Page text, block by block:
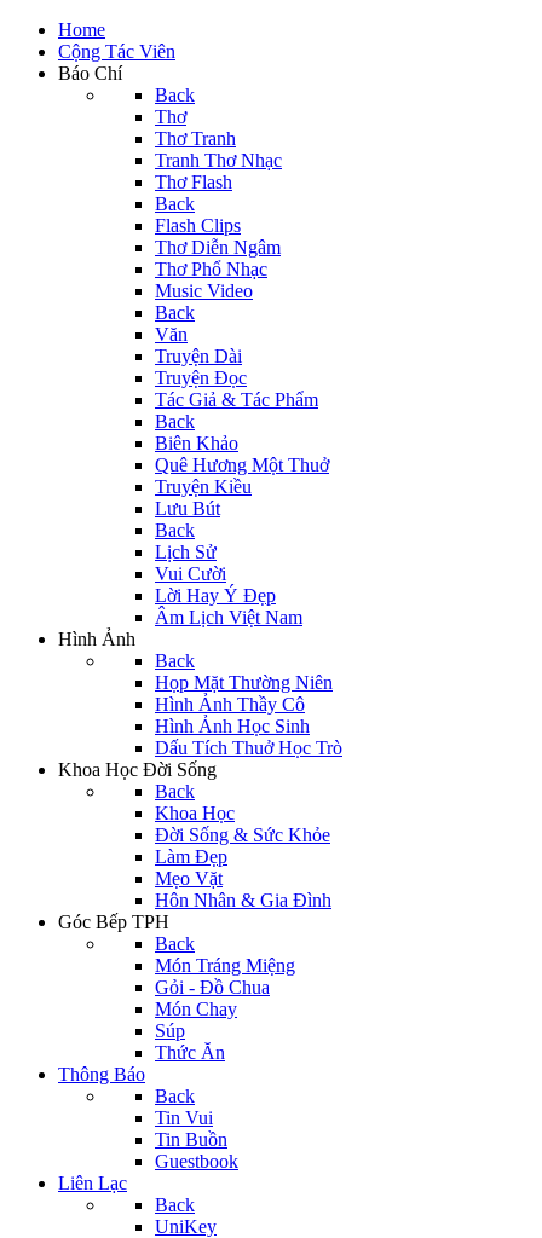
Home
Cộng Tác Viên
Báo Chí
Back
Thơ
Thơ Tranh
Tranh Thơ Nhạc
Thơ Flash
Back
Flash Clips
Thơ Diễn Ngâm
Thơ Phổ Nhạc
Music Video
Back
Văn
Truyện Dài
Truyện Đọc
Tác Giả & Tác Phẩm
Back
Biên Khảo
Quê Hương Một Thuở
Truyện Kiều
Lưu Bút
Back
Lịch Sử
Vui Cười
Lời Hay Ý Đẹp
Âm Lịch Việt Nam
Hình Ảnh
Back
Họp Mặt Thường Niên
Hình Ảnh Thầy Cô
Hình Ảnh Học Sinh
Dấu Tích Thuở Học Trò
Khoa Học Đời Sống
Back
Khoa Học
Đời Sống & Sức Khỏe
Làm Đẹp
Mẹo Vặt
Hôn Nhân & Gia Đình
Góc Bếp TPH
Back
Món Tráng Miệng
Gỏi - Đồ Chua
Món Chay
Súp
Thức Ăn
Thông Báo
Back
Tin Vui
Tin Buồn
Guestbook
Liên Lạc
Back
UniKey